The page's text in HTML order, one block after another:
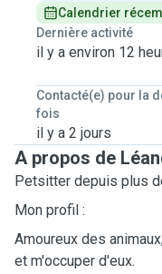
Calendrier
Dernière activité
il y a environ 12
Contacté(e) pour la
fois
il y a 2 jours
A propos de
Petsitter depuis plus
Mon profil :
Amoureux des
et m'occuper d'eux.